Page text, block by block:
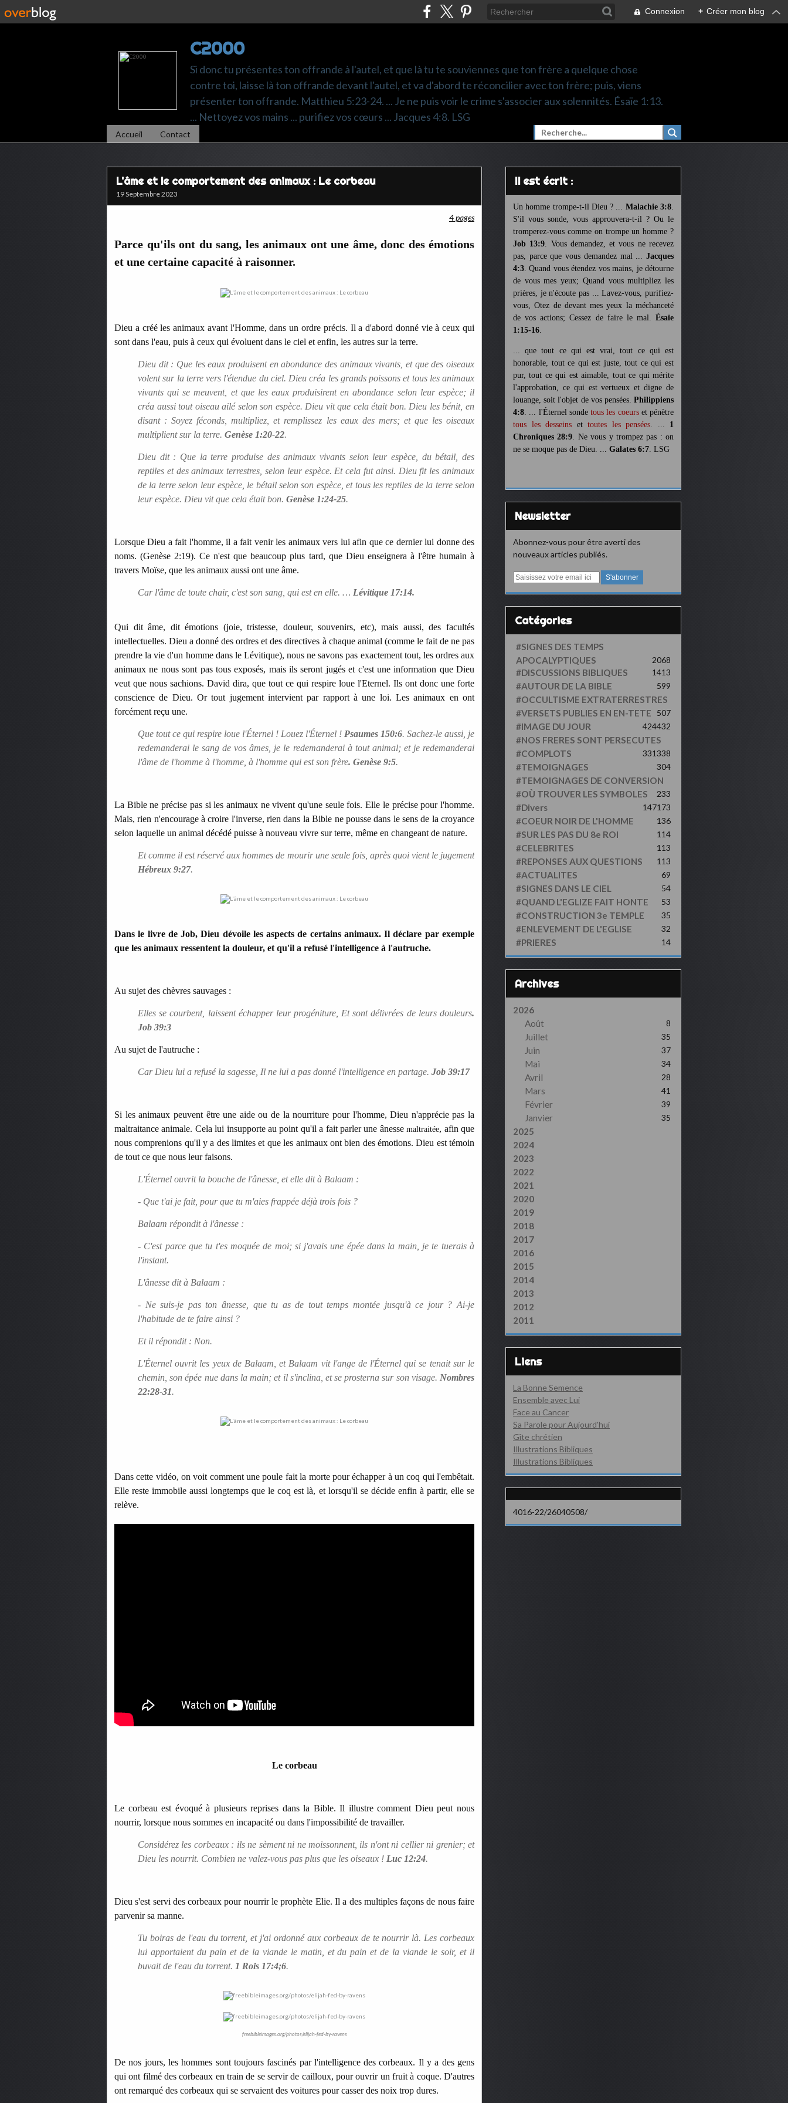
Connexion + Créer mon blog
C2000
Si donc tu présentes ton offrande à l'autel, et que là tu te souviennes que ton frère a quelque chose
contre toi, laisse là ton offrande devant l'autel, et va d'abord te réconcilier avec ton frère; puis, viens
présenter ton offrande. Matthieu 5:23-24. ... Je ne puis voir le crime s'associer aux solennités. Ésaïe 1:13.
... Nettoyez vos mains ... purifiez vos cœurs ... Jacques 4:8. LSG
Accueil Contact
L'âme et le comportement des animaux : Le corbeau
19 Septembre 2023
4 pages
Parce qu'ils ont du sang, les animaux ont une âme, donc des émotions
et une certaine capacité à raisonner.
Dieu a créé les animaux avant l'Homme, dans un ordre précis. Il a d'abord donné vie à ceux qui
sont dans l'eau, puis à ceux qui évoluent dans le ciel et enfin, les autres sur la terre.
Dieu dit : Que les eaux produisent en abondance des animaux vivants, et que des oiseaux
volent sur la terre vers l'étendue du ciel. Dieu créa les grands poissons et tous les animaux
vivants qui se meuvent, et que les eaux produisirent en abondance selon leur espèce; il
créa aussi tout oiseau ailé selon son espèce. Dieu vit que cela était bon. Dieu les bénit, en
disant : Soyez féconds, multipliez, et remplissez les eaux des mers; et que les oiseaux
multiplient sur la terre. Genèse 1:20-22.
Dieu dit : Que la terre produise des animaux vivants selon leur espèce, du bétail, des
reptiles et des animaux terrestres, selon leur espèce. Et cela fut ainsi. Dieu fit les animaux
de la terre selon leur espèce, le bétail selon son espèce, et tous les reptiles de la terre selon
leur espèce. Dieu vit que cela était bon. Genèse 1:24-25.
Lorsque Dieu a fait l'homme, il a fait venir les animaux vers lui afin que ce dernier lui donne des
noms. (Genèse 2:19). Ce n'est que beaucoup plus tard, que Dieu enseignera à l'être humain à
travers Moïse, que les animaux aussi ont une âme.
Car l'âme de toute chair, c'est son sang, qui est en elle. … Lévitique 17:14.
Qui dit âme, dit émotions (joie, tristesse, douleur, souvenirs, etc), mais aussi, des facultés
intellectuelles. Dieu a donné des ordres et des directives à chaque animal (comme le fait de ne pas
prendre la vie d'un homme dans le Lévitique), nous ne savons pas exactement tout, les ordres aux
animaux ne nous sont pas tous exposés, mais ils seront jugés et c'est une information que Dieu
veut que nous sachions. David dira, que tout ce qui respire loue l'Eternel. Ils ont donc une forte
conscience de Dieu. Or tout jugement intervient par rapport à une loi. Les animaux en ont
forcément reçu une.
Que tout ce qui respire loue l'Éternel ! Louez l'Éternel ! Psaumes 150:6. Sachez-le aussi, je
redemanderai le sang de vos âmes, je le redemanderai à tout animal; et je redemanderai
l'âme de l'homme à l'homme, à l'homme qui est son frère. Genèse 9:5.
La Bible ne précise pas si les animaux ne vivent qu'une seule fois. Elle le précise pour l'homme.
Mais, rien n'encourage à croire l'inverse, rien dans la Bible ne pousse dans le sens de la croyance
selon laquelle un animal décédé puisse à nouveau vivre sur terre, même en changeant de nature.
Et comme il est réservé aux hommes de mourir une seule fois, après quoi vient le jugement
Hébreux 9:27.
Dans le livre de Job, Dieu dévoile les aspects de certains animaux. Il déclare par exemple
que les animaux ressentent la douleur, et qu'il a refusé l'intelligence à l'autruche.
Au sujet des chèvres sauvages :
Elles se courbent, laissent échapper leur progéniture, Et sont délivrées de leurs douleurs.
Job 39:3
Au sujet de l'autruche :
Car Dieu lui a refusé la sagesse, Il ne lui a pas donné l'intelligence en partage. Job 39:17
Si les animaux peuvent être une aide ou de la nourriture pour l'homme, Dieu n'apprécie pas la
maltraitance animale. Cela lui insupporte au point qu'il a fait parler une ânessemaltraitée, afin que
nous comprenions qu'il y a des limites et que les animaux ont bien des émotions. Dieu est témoin
de tout ce que nous leur faisons.
L'Éternel ouvrit la bouche de l'ânesse, et elle dit à Balaam :
- Que t'ai je fait, pour que tu m'aies frappée déjà trois fois ?
Balaam répondit à l'ânesse :
- C'est parce que tu t'es moquée de moi; si j'avais une épée dans la main, je te tuerais à
l'instant.
L'ânesse dit à Balaam :
- Ne suis-je pas ton ânesse, que tu as de tout temps montée jusqu'à ce jour ? Ai-je
l'habitude de te faire ainsi ?
Et il répondit : Non.
L'Éternel ouvrit les yeux de Balaam, et Balaam vit l'ange de l'Éternel qui se tenait sur le
chemin, son épée nue dans la main; et il s'inclina, et se prosterna sur son visage. Nombres
22:28-31.
Dans cette vidéo, on voit comment une poule fait la morte pour échapper à un coq qui l'embêtait.
Elle reste immobile aussi longtemps que le coq est là, et lorsqu'il se décide enfin à partir, elle se
relève.
Le corbeau
Le corbeau est évoqué à plusieurs reprises dans la Bible. Il illustre comment Dieu peut nous
nourrir, lorsque nous sommes en incapacité ou dans l'impossibilité de travailler.
Considérez les corbeaux : ils ne sèment ni ne moissonnent, ils n'ont ni cellier ni grenier; et
Dieu les nourrit. Combien ne valez-vous pas plus que les oiseaux ! Luc 12:24.
Dieu s'est servi des corbeaux pour nourrir le prophète Elie. Il a des multiples façons de nous faire
parvenir sa manne.
Tu boiras de l'eau du torrent, et j'ai ordonné aux corbeaux de te nourrir là. Les corbeaux
lui apportaient du pain et de la viande le matin, et du pain et de la viande le soir, et il
buvait de l'eau du torrent. 1 Rois 17:4;6.
freebibleimages.org/photos/elijah-fed-by-ravens
De nos jours, les hommes sont toujours fascinés par l'intelligence des corbeaux. Il y a des gens
qui ont filmé des corbeaux en train de se servir de cailloux, pour ouvrir un fruit à coque. D'autres
ont remarqué des corbeaux qui se servaient des voitures pour casser des noix trop dures.
Il est écrit :
Un homme trompe-t-il Dieu ? ... Malachie 3:8.
S'il vous sonde, vous approuvera-t-il ? Ou le
tromperez-vous comme on trompe un homme ?
Job 13:9. Vous demandez, et vous ne recevez
pas, parce que vous demandez mal ... Jacques
4:3. Quand vous étendez vos mains, je détourne
de vous mes yeux; Quand vous multipliez les
prières, je n'écoute pas ... Lavez-vous, purifiez-
vous, Otez de devant mes yeux la méchanceté
de vos actions; Cessez de faire le mal. Ésaïe
1:15-16.
... que tout ce qui est vrai, tout ce qui est
honorable, tout ce qui est juste, tout ce qui est
pur, tout ce qui est aimable, tout ce qui mérite
l'approbation, ce qui est vertueux et digne de
louange, soit l'objet de vos pensées. Philippiens
4:8. ... l'Éternel sonde tous les coeurset pénètre
tous les desseins et toutes les pensées. ... 1
Chroniques 28:9. Ne vous y trompez pas : on
ne se moque pas de Dieu. ... Galates 6:7. LSG
Newsletter
Abonnez-vous pour être averti des
nouveaux articles publiés.
E
a
i
Catégories
#SIGNES DES TEMPS
APOCALYPTIQUES 2068
#DISCUSSIONS BIBLIQUES 1413
#AUTOUR DE LA BIBLE 599
#OCCULTISME EXTRATERRESTRES
507
#VERSETS PUBLIES EN EN-TETE
432
#IMAGE DU JOUR 424
#NOS FRERES SONT PERSECUTES
338
#COMPLOTS 331
#TEMOIGNAGES 304
#TEMOIGNAGES DE CONVERSION
233
#OÙ TROUVER LES SYMBOLES
173
#Divers 147
#COEUR NOIR DE L'HOMME 136
#SUR LES PAS DU 8e ROI 114
#CELEBRITES 113
#REPONSES AUX QUESTIONS 113
#ACTUALITES 69
#SIGNES DANS LE CIEL 54
#QUAND L'EGLIZE FAIT HONTE 53
#CONSTRUCTION 3e TEMPLE 35
#ENLEVEMENT DE L'EGLISE 32
#PRIERES 14
Archives
2026
Août
8
Juillet 35
Juin 37
Mai 34
Avril 28
Mars 41
Février 39
Janvier 35
2025
2024
2023
2022
2021
2020
2019
2018
2017
2016
2015
2014
2013
2012
2011
Liens
La Bonne Semence
Ensemble avec Lui
Face au Cancer
Sa Parole pour Aujourd'hui
Gîte chrétien
Illustrations Bibliques
Illustrations Bibliques
4016-22/26040508/